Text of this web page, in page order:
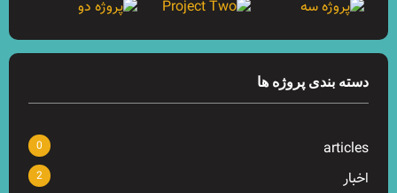
دسته بندی پروژه ها
articles
0
اخبار 2